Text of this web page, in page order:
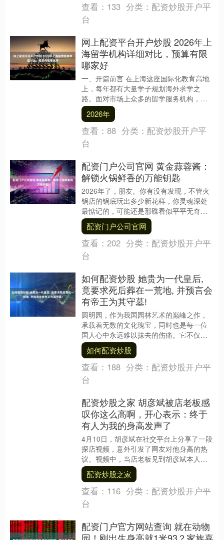
查看： 133 分类： 配资炒股开户平
台
网上配资平台开户炒股 2026年上
海留学机构详细对比，预算有限
哪家好
一、开篇前言 在上海这座国际化教育高地
上，每年都有大量学子规划海外求学之
路。面对市场上众多的留学服务机构，上
海学生及家庭常面临几大核心痛点：信息
繁杂难以甄别、服....
2026年
查看： 88 分类： 配资炒股开户平
台
配资门户公司官网 黄金蒜蓉酱：
解锁火锅鲜香的万能钥匙
2026年了，朋友。你有没有发现，不管火
锅店的锅底玩出多少新花样，你灵魂深处
最惦记的，可能还是那碟看似平平无奇、
却能让所有涮菜“起死回生”的蒜蓉酱？ 我
说的，可....
配资门户公司官网
查看： 202 分类： 配资炒股开户平
台
如何配资炒股 她贵为一代皇后,
竟要求死后葬在一荒地, 并预言会
有帝王为其守墓!
圆明园，作为我国园林艺术的巅峰之作，
承载着无数的文化瑰宝，同时也是每一位
国人心中永远难以抹去的伤痛。它不仅仅
是今天的热门景点，更承载着一个五百年
前的预言，这个预....
如何配资炒股
查看： 188 分类： 配资炒股开户平
台
配资炒股之家 胡彦斌被店老板感
叹你这么高啊，开心表示：终于
有人为我的身高发声了
4月10日，胡彦斌在社交平台上分享了一段
探店视频，意外引发了网友对他身高的热
议。视频中，当店老板见到胡彦斌本人
后，忍不住脱口而出的那句你这么高啊，
瞬间点燃了胡彦....
配资炒股之家
查看： 116 分类： 配资炒股开户平
台
配资门户官方网站查询 就在动物